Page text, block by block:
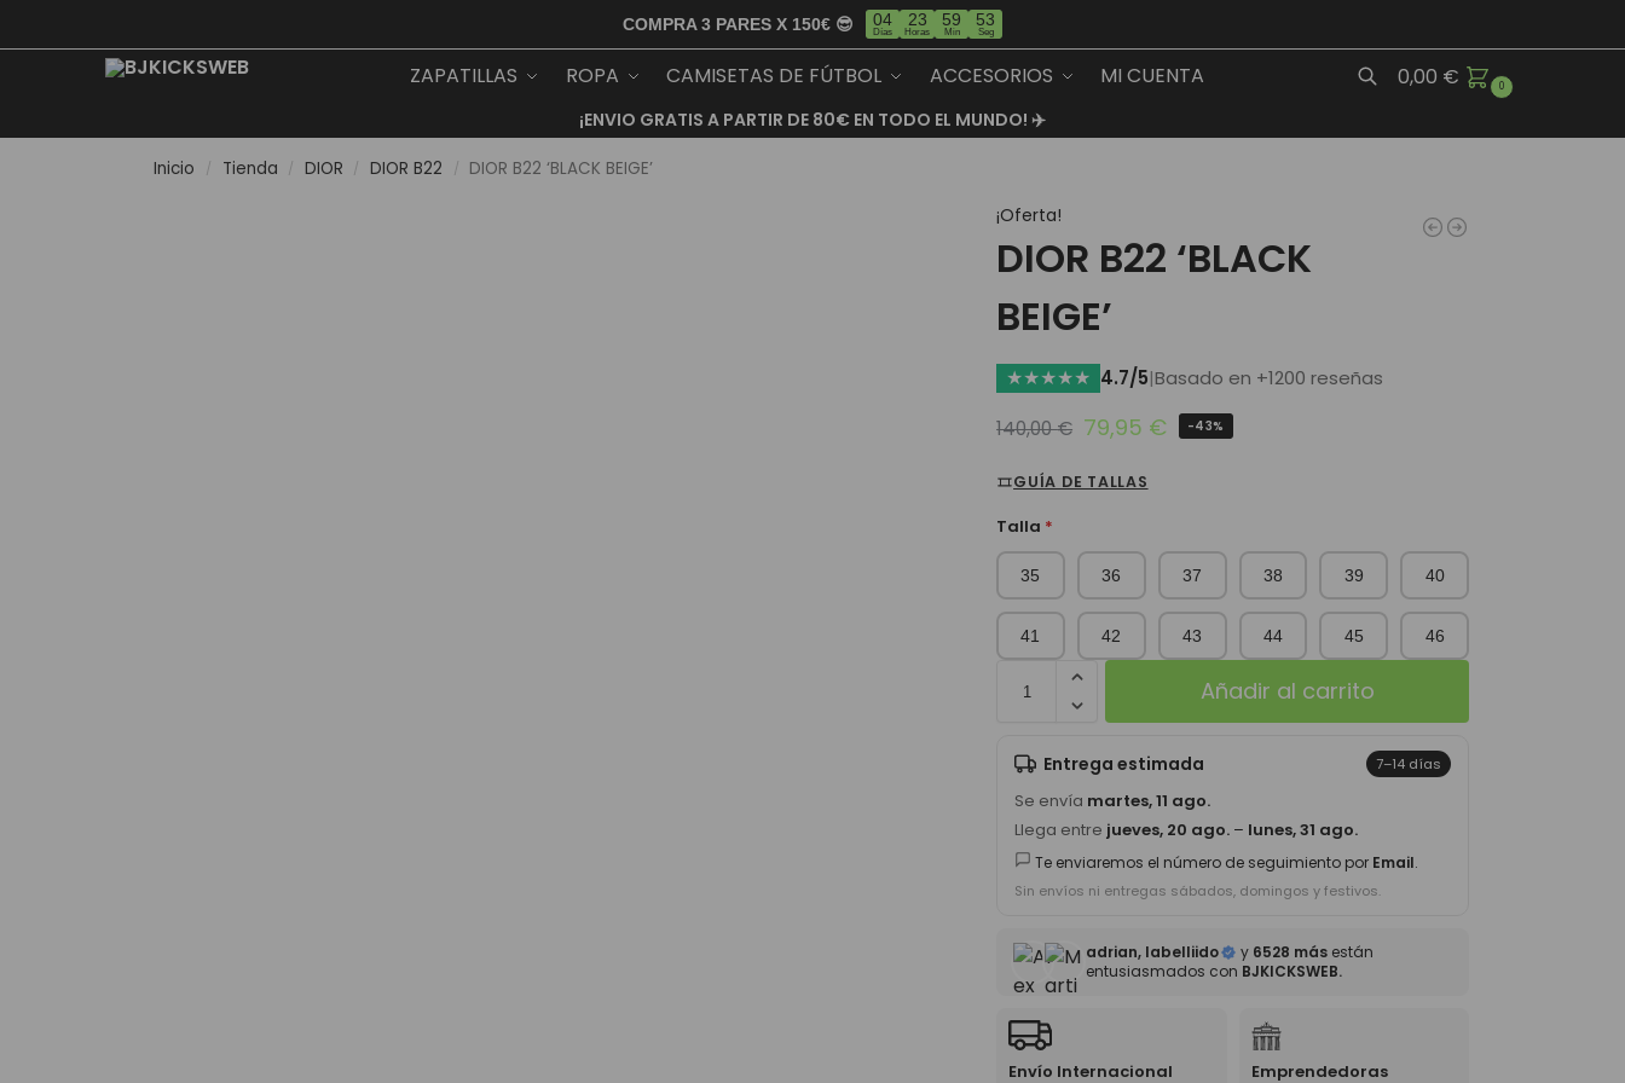
COMPRA 3 PARES X 150€ 😎 04
Días
23
Horas
59
Min
52
Seg
ZAPATILLAS ROPA CAMISETAS DE FÚTBOL ACCESORIOS MI CUENTA 0,00 € 0
¡ENVIO GRATIS A PARTIR DE 80€ EN TODO EL MUNDO! ✈️
Inicio / Tienda / DIOR / DIOR B22 / DIOR B22 ‘BLACK BEIGE’
¡Oferta!
DIOR B22 ‘BLACK
BEIGE’
★★★★★ 4.7/5|Basado en +1200 reseñas
140,00€ 79,95 € -43%
GUÍA DE TALLAS
Talla *
35 36 37 38 39 40
41 42 43 44 45 46
Añadir al carrito
Entrega estimada 7–14 días
Se envía martes, 11 ago.
Llega entre jueves, 20 ago. – lunes, 31 ago.
Te enviaremos el número de seguimiento por Email.
Sin envíos ni entregas sábados, domingos y festivos.
adrian, labelliido y 6528 más están
entusiasmados con BJKICKSWEB.
Envío Internacional
Emprendedoras